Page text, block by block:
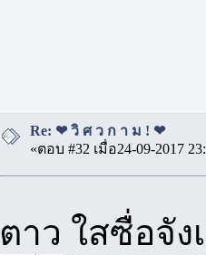
Re: ❤ วิ ศ ว ก า ม ! ❤
«ตอบ #32 เมื่อ24-09-2017
ตาว ใสซื่อจั